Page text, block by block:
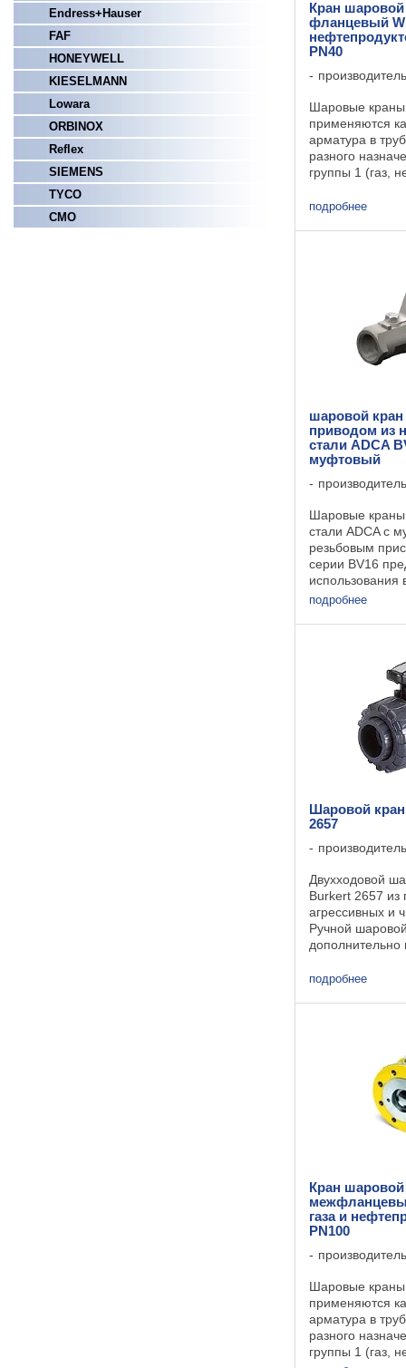
Endress+Hauser
FAF
HONEYWELL
KIESELMANN
Lowara
ORBINOX
Reflex
SIEMENS
TYCO
СМО
Кран шаровой
фланцевый
PN40
Шаровые краны
применяются
арматура в
разного
группы 1 (газ,
и группы 2
подробнее
шаровой
приводом из
стали ADCA
муфтовый
Шаровые
стали ADCA с
резьбовым
серии BV16
использования
запорного
среды на
подробнее
Шаровой
2657
Двухходовой
Burkert 2657 из
агрессивных и
Ручной
дополнительно
подробнее
Кран шаровой
газа и
PN100
Шаровые краны
применяются
арматура в
разного
группы 1 (газ,